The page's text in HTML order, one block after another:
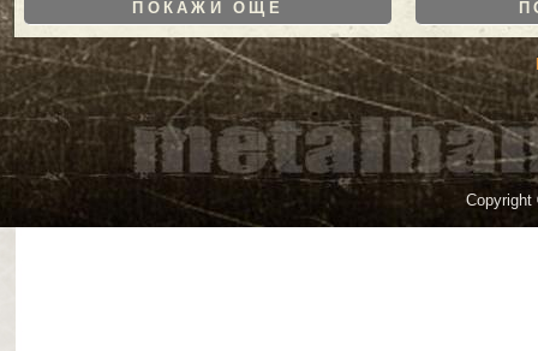
ПОКАЖИ ОЩЕ